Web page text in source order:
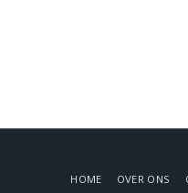
HOME OVER ONS